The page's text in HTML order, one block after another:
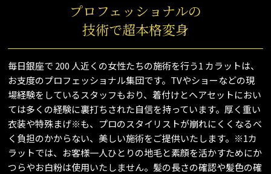
プロフェッショナルの
技術で超本格変身
毎日銀座で 200 人近くの女性たちの施術を行う1 カラットは、
お支度のプロフェッショナル集団です。TVやショーなどの現
場経験をしているスタッフもおり、着付けとヘアセットにおい
ては多くの経験に裏打ちされた自信を持っています。厚く重い
衣装や特殊まげ※も、プロのスタイリストが崩れにくくなるべ
く負担のかからない、美しい施術をご提供いたします。※1カ
ラットでは、お客様一人ひとりの地毛と素顔を活かすためにか
つらやお白粉は使用いたしません。髪の長さの確認や髪色の確